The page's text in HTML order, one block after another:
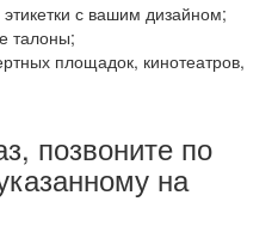
с вашим дизайном;
талоны;
площадок, кинотеатров,
позвоните по
на